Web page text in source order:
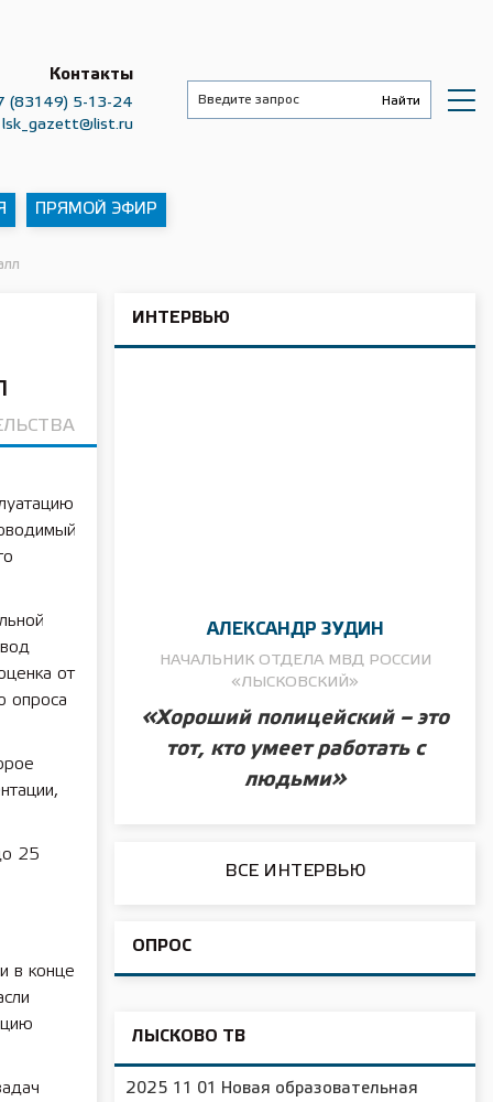
Контакты
(83149) 5-13-24
lsk_gazett@list.ru
ПРЯМОЙ ЭФИР
от
опроса
25
в конце
ИНТЕРВЬЮ
АЛЕКСАНДР ЗУДИН
НАЧАЛЬНИК ОТДЕЛА МВД РОССИИ
«ЛЫСКОВСКИЙ»
«Хороший полицейский – это
тот, кто умеет работать с
людьми»
ВСЕ ИНТЕРВЬЮ
ОПРОС
ЛЫСКОВО ТВ
2025 11 01 Посвящение в музыканты